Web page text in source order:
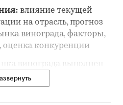
влияние текущей
на отрасль, прогноз
винограда, факторы,
конкуренции
винограда выполнен
выделения его
отдельных его